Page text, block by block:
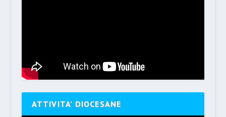
ATTIVITA’ DIOCESANE